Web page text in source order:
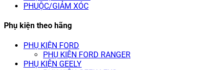
PHUỘC/GIẢM XÓC
Phụ kiện theo hãng
PHỤ KIỆN FORD
PHỤ KIỆN FORD RANGER
PHỤ KIỆN GEELY